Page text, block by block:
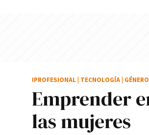
Emprender
las mujeres
IPROFESIONAL TECNOLOGÍA